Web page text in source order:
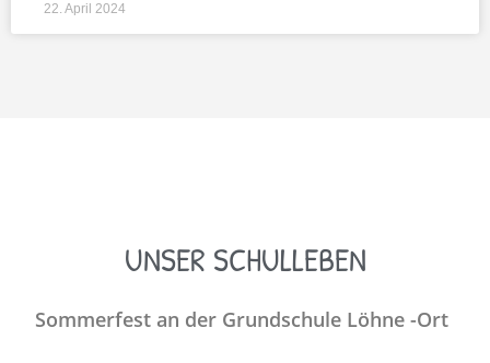
22. April 2024
UNSER SCHULLEBEN
Sommerfest an der Grundschule Löhne -Ort